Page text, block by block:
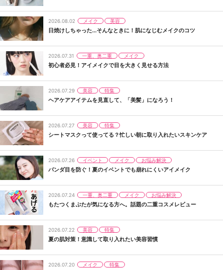
2026.08.02 メイク 美容
日焼けしちゃった...そんなときに！肌になじむメイクのコツ
2026.07.31 一重、奥二重 メイク
初心者必見！アイメイクで目を大きく見せる方法
2026.07.29 美容 特集
ヘアケアアイテムを見直して、「美髪」になろう！
2026.07.27 美容 特集
シートマスクって使ってる？忙しい朝に取り入れたいスキンケア
2026.07.26 イベント メイク お悩み解決
パンダ目を防ぐ！夏のイベントでも崩れにくいアイメイク
2026.07.24 一重、奥二重 メイク お悩み解決
もたつくまぶたが気になる方へ。話題の二重コスメレビュー
2026.07.22 美容 特集
夏の肌対策！意識して取り入れたい美容習慣
2026.07.20 メイク 特集